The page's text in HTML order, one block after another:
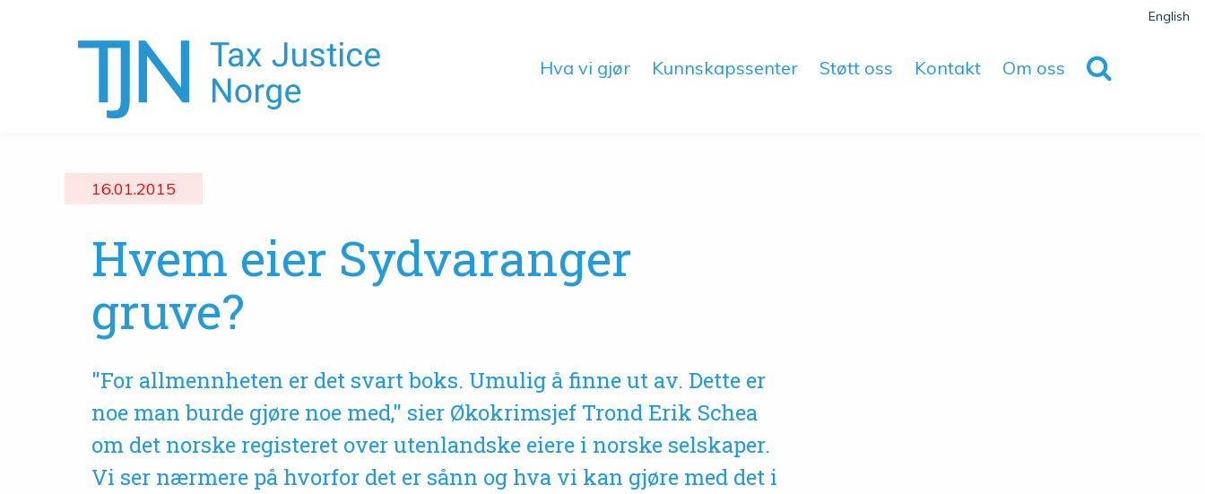
Hva vi gjør Kunnskapssenter Støtt oss Kontakt Om oss
English
16.01.2015
Hvem eier Sydvaranger
gruve?
"For allmennheten er det svart boks. Umulig å finne ut av. Dette er
noe man burde gjøre noe med," sier Økokrimsjef Trond Erik Schea
om det norske registeret over utenlandske eiere i norske selskaper.
Vi ser nærmere på hvorfor det er sånn og hva vi kan gjøre med det i